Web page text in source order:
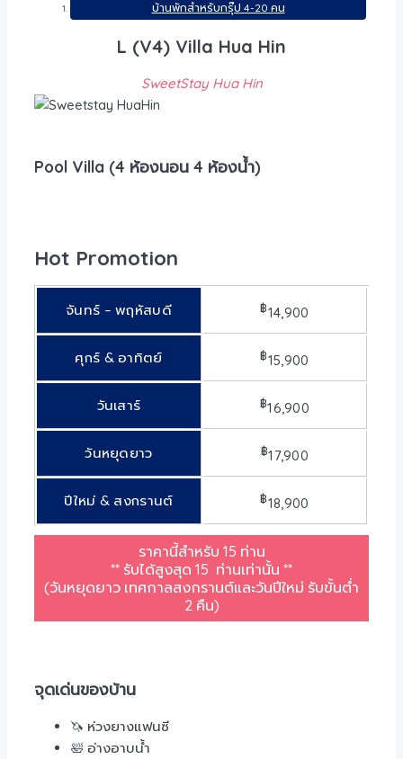
บ้านพักสำหรับกรุ๊ป 4-20 คน
L (V4) Villa Hua Hin
SweetStay Hua Hin
Pool Villa (4 ห้องนอน 4 ห้องน้ำ)
Hot Promotion
จันทร์ – พฤหัสบดี ฿14,900
ศุกร์ & อาทิตย์ ฿15,900
วันเสาร์ ฿16,900
วันหยุดยาว ฿17,900
ปีใหม่ & สงกรานต์ ฿18,900
ราคานี้สำหรับ 15 ท่าน
** รับได้สูงสุด 15 ท่านเท่านั้น **
(วันหยุดยาว เทศกาลสงกรานต์และวันปีใหม่ รับขั้นต่ำ
2 คืน)
จุดเด่นของบ้าน
🦄 ห่วงยางแฟนซี
🛀 อ่างอาบน้ำ